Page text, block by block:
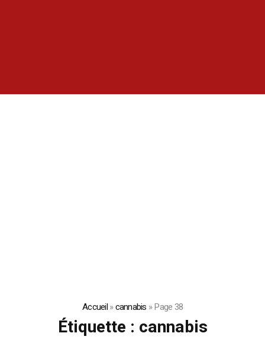
Accueil»cannabis »Page 38
Étiquette : cannabis